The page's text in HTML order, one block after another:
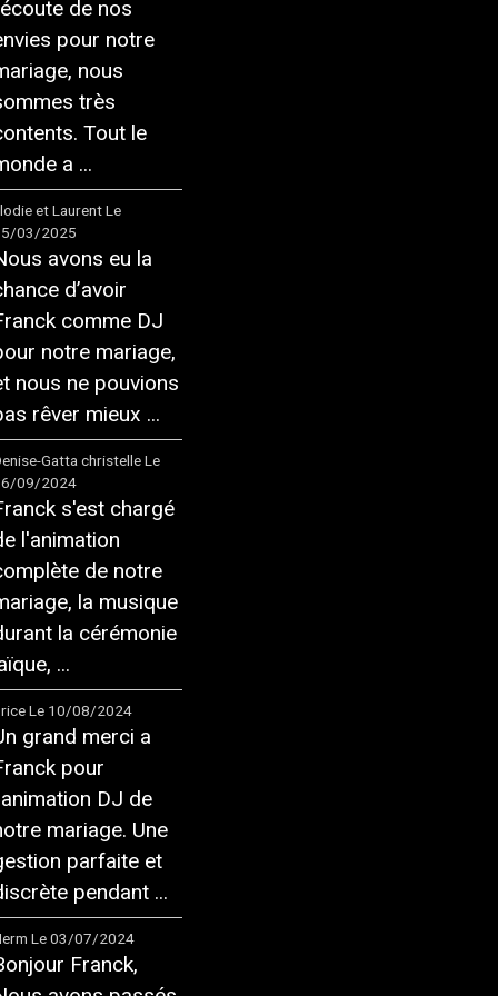
de nos
pour notre
nous
très
Tout le
a ...
et Laurent Le
03/2025
avons eu la
d’avoir
comme DJ
notre mariage,
nous ne pouvions
rêver mieux ...
Gatta christelle Le
09/2024
s'est chargé
l'animation
de notre
la musique
la cérémonie
...
Le 10/08/2024
grand merci a
pour
DJ de
mariage. Une
parfaite et
pendant ...
Le 03/07/2024
Franck,